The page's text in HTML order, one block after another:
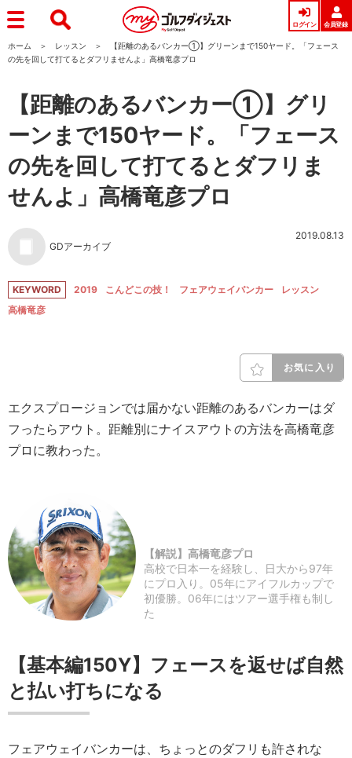
ログイン 会員登録
ホーム レッスン
【距離のあるバンカー①】グリーンまで150ヤード。「フェース
の先を回して打てるとダフリませんよ」高橋竜彦プロ
【距離のあるバンカー①】グリ
ーンまで150ヤード。「フェース
の先を回して打てるとダフリま
せんよ」高橋竜彦プロ
GDアーカイブ
2019.08.13
KEYWORD 2019 こんどこの技！ フェアウェイバンカー
レッスン
高橋竜彦
お気に入り
エクスプロージョンでは届かない距離のあるバンカーはダ
フったらアウト。距離別にナイスアウトの方法を高橋竜彦
プロに教わった。
【解説】高橋竜彦プロ
高校で日本一を経験し、日大から97年
にプロ入り。05年にアイフルカップで
初優勝。06年にはツアー選手権も制し
た
【基本編150Y】フェースを返せば自然
と払い打ちになる
フェアウェイバンカーは、ちょっとのダフリも許されな